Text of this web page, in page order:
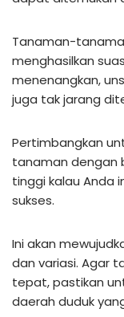
Tanaman-
menghasilkan
menenangkan,
juga tak jarang
Pertimbangkan
tanaman dengan
tinggi kalau Anda
sukses.
Ini akan
dan variasi. Agar
tepat, pastikan
daerah duduk